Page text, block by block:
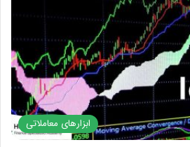
ابزارهای معاملاتی